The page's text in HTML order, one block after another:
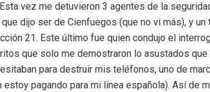
vez me detuvieron 3 agentes de la
dijo ser de Cienfuegos (que no vi más), y
21. Este último fue quien condujo el
que solo me demostraron lo asustados
para destruir mis teléfonos, uno de
estoy pagando para mi línea española). Así de